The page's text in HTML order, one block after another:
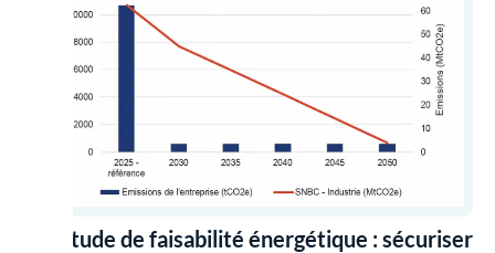
06. Étude de faisabilité énergétique : sécuriser